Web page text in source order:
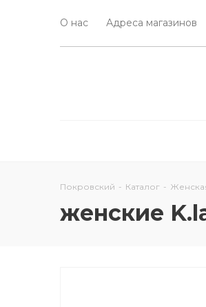
О нас Адреса магазинов
Покровский - Каталог -
женские